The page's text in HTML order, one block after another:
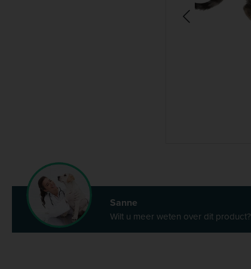
Sanne
Wilt u meer weten over dit product?